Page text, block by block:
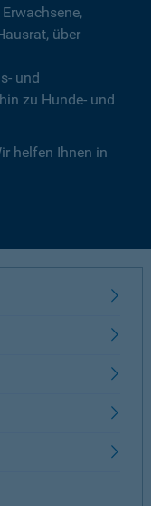
über
und
zu Hunde- und
helfen Ihnen in